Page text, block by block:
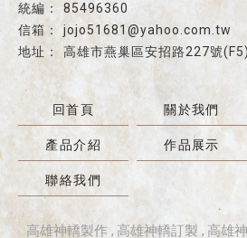
85496360
jojo51681@yahoo.com.tw
高雄市燕巢區安招路227號(F5)
回首頁 關於我們
產品介紹 作品展示
聯絡我們
高雄神轎製作 高雄神轎訂製 高雄